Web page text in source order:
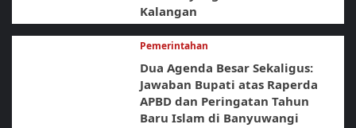
Kalangan
Pemerintahan
Dua Agenda Besar Sekaligus:
Jawaban Bupati atas Raperda
APBD dan Peringatan Tahun
Baru Islam di Banyuwangi